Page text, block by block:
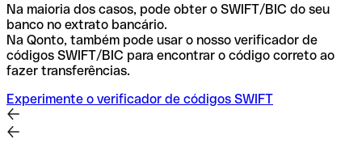
Na maioria dos casos, pode obter o SWIFT/BIC do seu
banco no extrato bancário.
Na Qonto, também pode usar o nosso verificador de
códigos SWIFT/BIC para encontrar o código correto ao
fazer transferências.
Experimente o verificador de códigos SWIFT